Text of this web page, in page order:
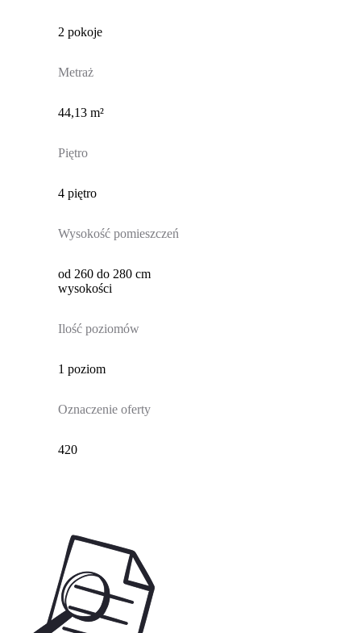
2 pokoje
Metraż
44,13 m²
Piętro
4 piętro
Wysokość pomieszczeń
od 260 do 280 cm
wysokości
Ilość poziomów
1 poziom
Oznaczenie oferty
420